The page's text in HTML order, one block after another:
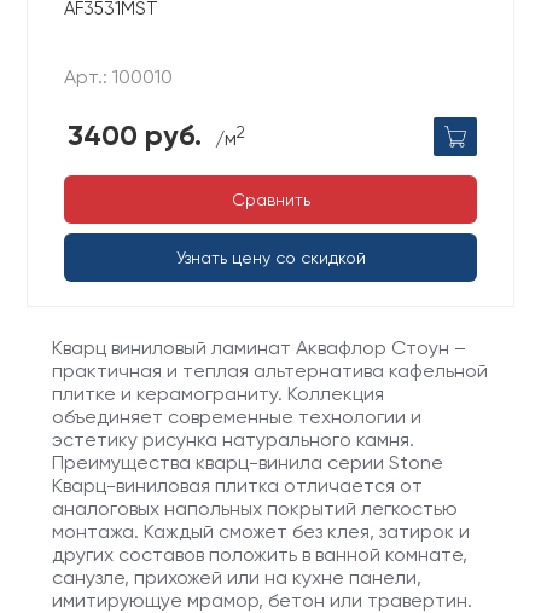
AF3531MST
Арт.: 100010
3400 руб. /м2
Сравнить
Узнать цену со скидкой
Кварц виниловый ламинат Аквафлор Стоун –
практичная и теплая альтернатива кафельной
плитке и керамограниту. Коллекция
объединяет современные технологии и
эстетику рисунка натурального камня.
Преимущества кварц-винила серии Stone
Кварц-виниловая плитка отличается от
аналоговых напольных покрытий легкостью
монтажа. Каждый сможет без клея, затирок и
других составов положить в ванной комнате,
санузле, прихожей или на кухне панели,
имитирующуе мрамор, бетон или травертин.